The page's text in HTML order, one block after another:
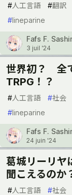
#人工言語 #翻訳
#lineparine
Fafs F.
3 juil '24
世界初？ 全
TRPG！？
#人工言語 #社会
#lineparine
Fafs F.
24 juin '24
葛城リーリヤ
聞こえるのか
#人工言語 #社会